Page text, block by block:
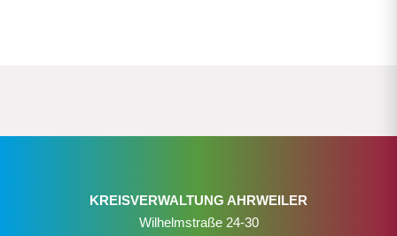
KREISVERWALTUNG AHRWEILER
Wilhelmstraße 24-30